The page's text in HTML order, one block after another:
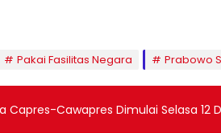
Pakai Fasilitas Negara Prabowo
Capres-Cawapres Dimulai Selasa 12